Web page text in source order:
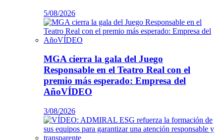
5/08/2026
MGA cierra la gala del Juego
Responsable en el Teatro Real con el
premio más esperado: Empresa del
AñoVÍDEO
3/08/2026